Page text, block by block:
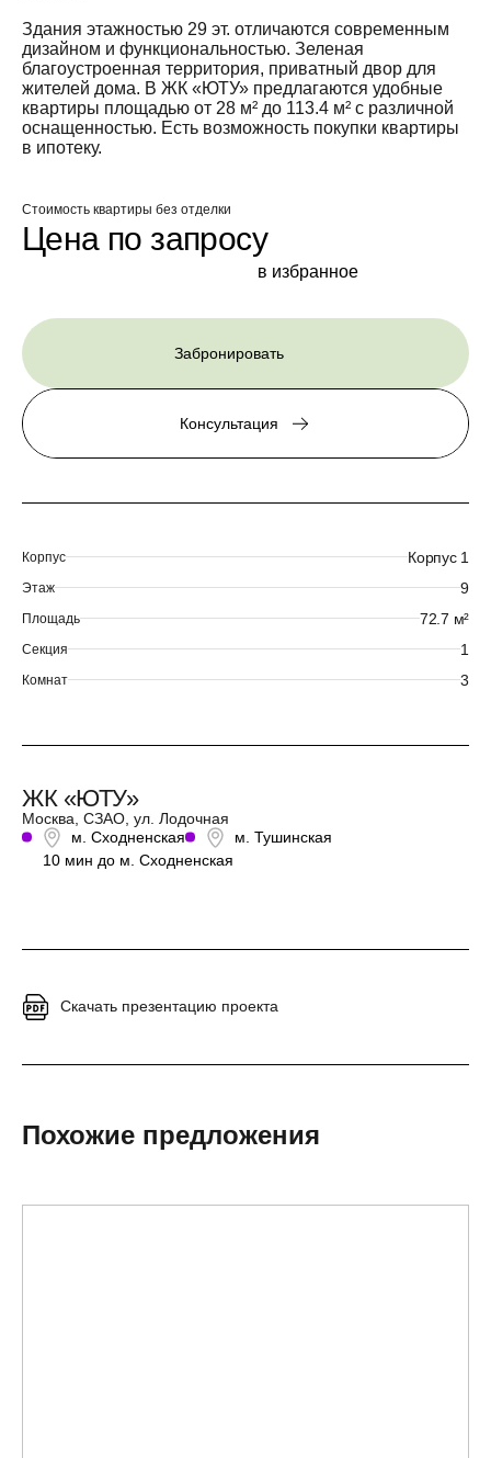
Здания этажностью 29 эт. отличаются современным
дизайном и функциональностью. Зеленая
благоустроенная территория, приватный двор для
жителей дома. В ЖК «ЮТУ» предлагаются удобные
квартиры площадью от 28 м² до 113.4 м² с различной
оснащенностью. Есть возможность покупки квартиры
в ипотеку.
Стоимость квартиры без отделки
Цена по запросу
в избранное
Забронировать
Консультация
Корпус Корпус 1
Этаж 9
Площадь 72.7 м²
Секция 1
Комнат 3
ЖК «ЮТУ»
Москва, СЗАО, ул. Лодочная
м. Сходненская
м. Тушинская
10 мин до м. Сходненская
Скачать презентацию проекта
Похожие предложения